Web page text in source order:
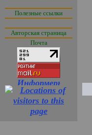
Полезные ссылки
Авторская страница
Почта